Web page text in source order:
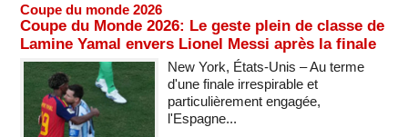
Coupe du monde 2026
Coupe du Monde 2026: Le geste plein de classe de
Lamine Yamal envers Lionel Messi après la finale
New York, États-Unis – Au terme
d'une finale irrespirable et
particulièrement engagée,
l'Espagne...